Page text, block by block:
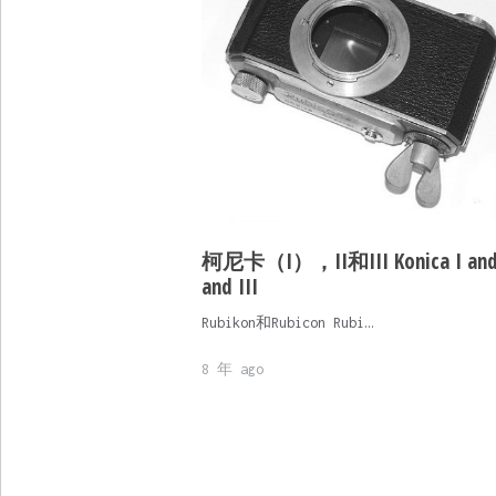
柯尼卡（I），II和III Konica I
and III
Rubikon和Rubicon Rubi…
8 年 ago